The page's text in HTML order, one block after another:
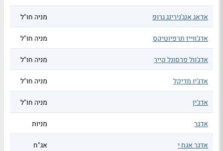
אדאג אנג'נירינג גרופ מניה חו"ל
אדג'ווייז תרפיוטיקס מניה חו"ל
אדג'וול פרסונל קייר מניה חו"ל
אדג'יו מדיקל מניה חו"ל
אדג'ין מניה חו"ל
אדגר מניות
אדגר אגח י אג"ח